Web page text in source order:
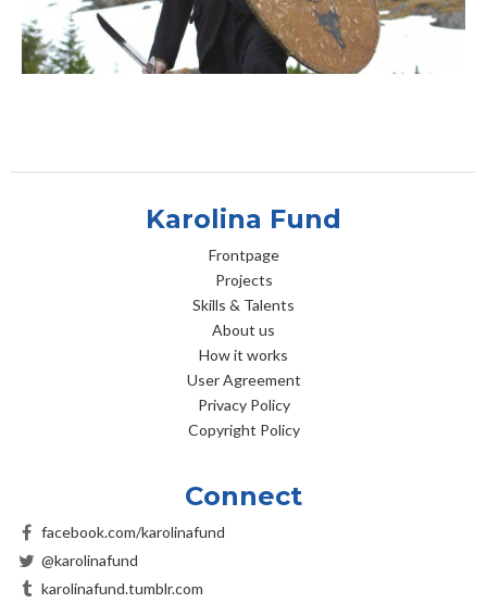
Karolina Fund
Frontpage
Projects
Skills & Talents
About us
How it works
User Agreement
Privacy Policy
Copyright Policy
Connect
facebook.com/karolinafund
@karolinafund
karolinafund.tumblr.com